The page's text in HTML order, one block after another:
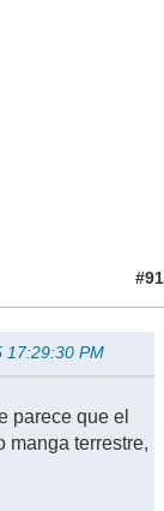
#91
17:29:30 PM
parece que el
manga terrestre,